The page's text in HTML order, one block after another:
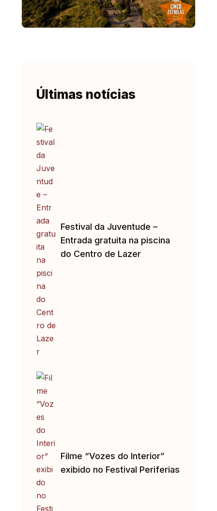
Últimas notícias
Festival da Juventude –
Entrada gratuita na piscina
do Centro de Lazer
Filme “Vozes do Interior”
exibido no Festival Periferias